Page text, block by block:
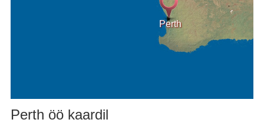
Perth
Perth öö kaardil